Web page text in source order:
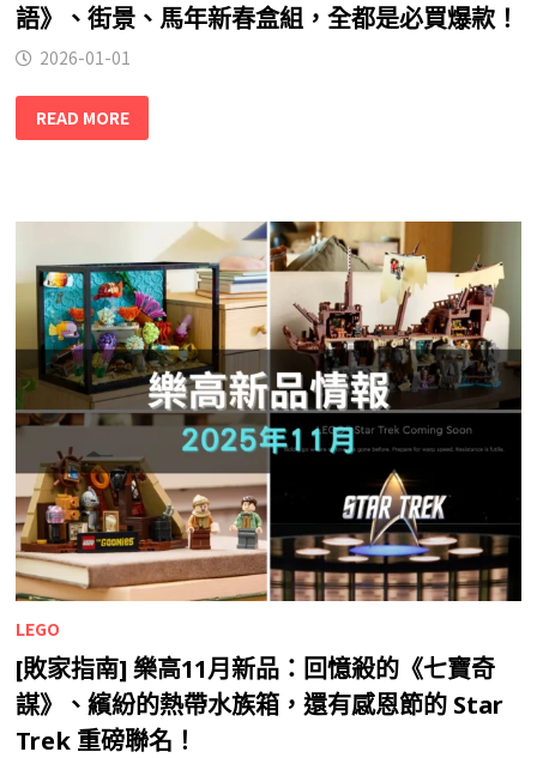
語》、街景、馬年新春盒組，全都是必買爆款！
2026-01-01
READ MORE
LEGO
[敗家指南] 樂高11月新品：回憶殺的《七寶奇
謀》、繽紛的熱帶水族箱，還有感恩節的 Star
Trek 重磅聯名！